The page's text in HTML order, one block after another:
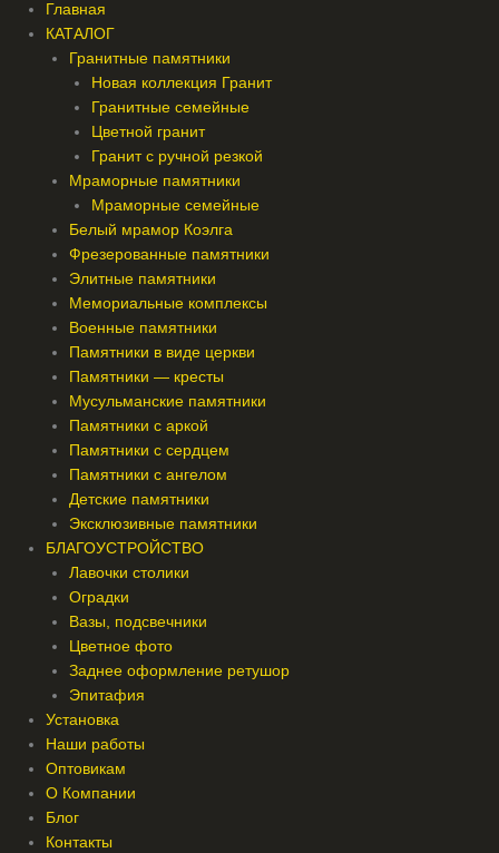
Главная
КАТАЛОГ
Гранитные памятники
Новая коллекция Гранит
Гранитные семейные
Цветной гранит
Гранит с ручной резкой
Мраморные памятники
Мраморные семейные
Белый мрамор Коэлга
Фрезерованные памятники
Элитные памятники
Мемориальные комплексы
Военные памятники
Памятники в виде церкви
Памятники — кресты
Мусульманские памятники
Памятники с аркой
Памятники с сердцем
Памятники с ангелом
Детские памятники
Эксклюзивные памятники
БЛАГОУСТРОЙСТВО
Лавочки столики
Оградки
Вазы, подсвечники
Цветное фото
Заднее оформление ретушор
Эпитафия
Установка
Наши работы
Оптовикам
О Компании
Блог
Контакты